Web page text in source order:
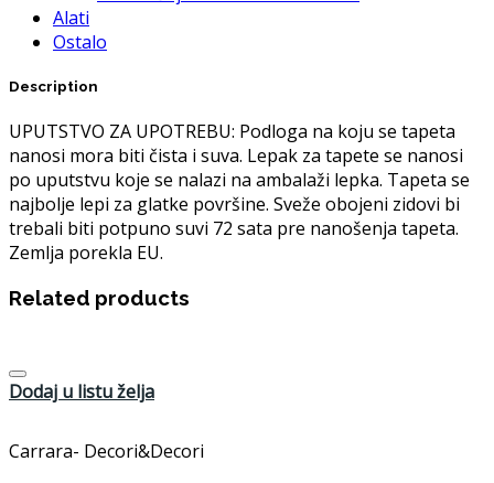
Alati
Ostalo
Description
UPUTSTVO ZA UPOTREBU: Podloga na koju se tapeta
nanosi mora biti čista i suva. Lepak za tapete se nanosi
po uputstvu koje se nalazi na ambalaži lepka. Tapeta se
najbolje lepi za glatke površine. Sveže obojeni zidovi bi
trebali biti potpuno suvi 72 sata pre nanošenja tapeta.
Zemlja porekla EU.
Related products
Dodaj u listu želja
Carrara- Decori&Decori